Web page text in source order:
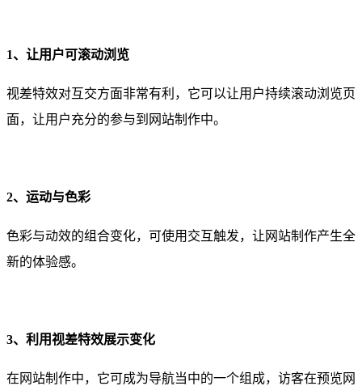
1、让用户可滚动浏览
视差特效对互交方面非常有利，它可以让用户持续滚动浏览页
面，让用户充分的参与到网站制作中。
2、运动与色彩
色彩与动效的组合变化，可使用交互触发，让网站制作产生全
新的体验感。
3、利用视差特效展示变化
在网站制作中，它可成为导航当中的一个组成，访客在预览网